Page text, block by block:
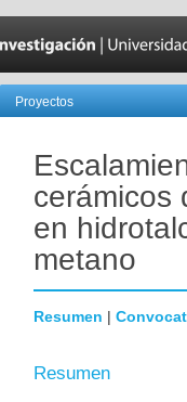
Proyectos
cerámicos
en
metano
Resumen |
Resumen